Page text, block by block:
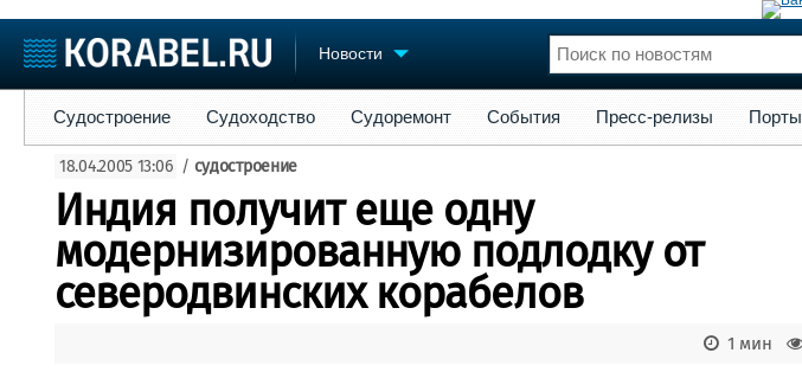
Новости
Судостроение
Пульс
Новости
Компании
Репутация
Работа
Торговая площадка
Доска объявлений
Продажа флота
Оборудование
Изделия
Материалы
Конференции
Личности
Словарь
Флот
Судостроение Судоходство Судоремонт События Пресс-релизы Порты
18.04.2005 13:06 / судостроение
Индия получит еще одну
модернизированную подлодку от
северодвинских корабелов
1 мин